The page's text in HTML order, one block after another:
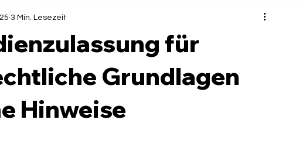
für
Grundlagen
Hinweise
3 Min. Lesezeit